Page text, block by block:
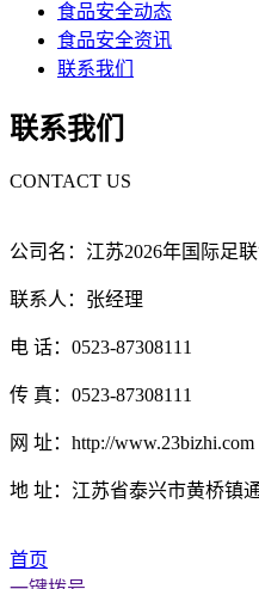
食品安全动态
食品安全资讯
联系我们
联系我们
CONTACT US
公司名：江苏2026年国际足
联系人：张经理
电 话：0523-87308111
传 真：0523-87308111
网 址：http://www.23bizhi.com
地 址：江苏省泰兴市黄桥镇
首页